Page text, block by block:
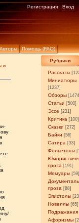
Авторы Помощь (FAQ)
Регистрация Вход
Рубрики
Рассказы
Миниатюры
[1237]
Обзоры
Статьи [500]
Эссе [231]
Критика [100]
Сказки [272]
Байки [56]
Сатира [33]
Фельетоны
проза [191]
Мемуары
проза [88]
Эпистолы
Новеллы [65]
Подражания
Афоризмы
и